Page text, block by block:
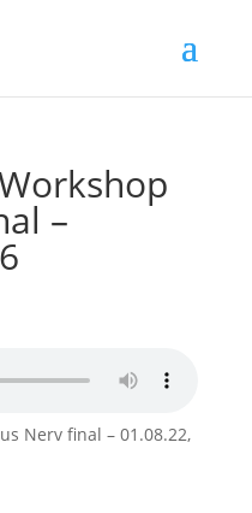
–
Nerv final – 01.08.22,